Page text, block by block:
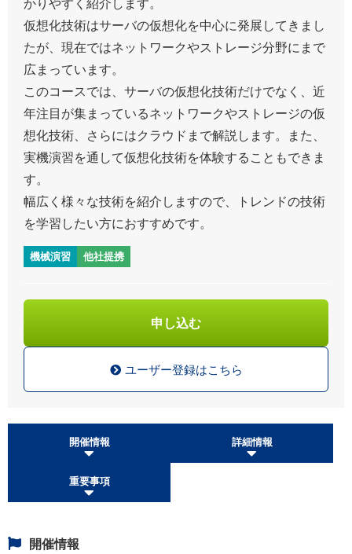
仮想化技術はサーバの仮想化を中心に発展してきまし
たが、現在ではネットワークやストレージ分野にまで
広まっています。
このコースでは、サーバの仮想化技術だけでなく、近
年注目が集まっているネットワークやストレージの仮
想化技術、さらにはクラウドまで解説します。また、
実機演習を通して仮想化技術を体験することもできま
す。
幅広く様々な技術を紹介しますので、トレンドの技術
を学習したい方におすすめです。
機械演習 他社提携
申し込む
ユーザー登録はこちら
開催情報 詳細情報
重要事項
開催情報